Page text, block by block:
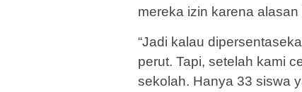
mereka izin karena alasan
“Jadi kalau
perut. Tapi, setelah kami
sekolah. Hanya 33 siswa